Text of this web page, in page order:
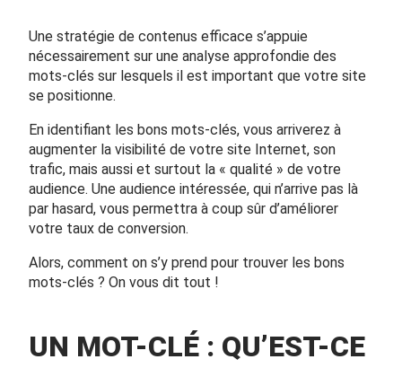
Une stratégie de contenus efficace s’appuie
nécessairement sur une analyse approfondie des
mots-clés sur lesquels il est important que votre site
se positionne.
En identifiant les bons mots-clés, vous arriverez à
augmenter la visibilité de votre site Internet, son
trafic, mais aussi et surtout la « qualité » de votre
audience. Une audience intéressée, qui n’arrive pas là
par hasard, vous permettra à coup sûr d’améliorer
votre taux de conversion.
Alors, comment on s’y prend pour trouver les bons
mots-clés ? On vous dit tout !
UN MOT-CLÉ : QU’EST-CE